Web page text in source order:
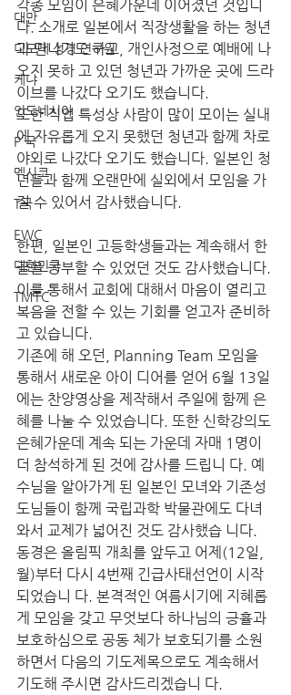
대만
디모데 성경 연구원
케냐
인도네시아
P 국
멕시코
T국
EWC
대한민국
TMTC
각종 모임이 은혜가운데 이어졌던 것입니
다. 소개로 일본에서 직장생활을 하는 청년
과 만나기도 하고, 개인사정으로 예배에 나
오지 못하 고 있던 청년과 가까운 곳에 드라
이브를 나갔다 오기도 했습니다.
또한 직업 특성상 사람이 많이 모이는 실내
에 자유롭게 오지 못했던 청년과 함께 차로
야외로 나갔다 오기도 했습니다. 일본인 청
년들과 함께 오랜만에 실외에서 모임을 가
질 수 있어서 감사했습니다.
한편, 일본인 고등학생들과는 계속해서 한
글을 공부할 수 있었던 것도 감사했습니다.
이를 통해서 교회에 대해서 마음이 열리고
복음을 전할 수 있는 기회를 얻고자 준비하
고 있습니다.
기존에 해 오던, Planning Team 모임을
통해서 새로운 아이 디어를 얻어 6월 13일
에는 찬양영상을 제작해서 주일에 함께 은
혜를 나눌 수 있었습니다. 또한 신학강의도
은혜가운데 계속 되는 가운데 자매 1명이
더 참석하게 된 것에 감사를 드립니 다. 예
수님을 알아가게 된 일본인 모녀와 기존성
도님들이 함께 국립과학 박물관에도 다녀
와서 교제가 넓어진 것도 감사했습 니다.
동경은 올림픽 개최를 앞두고 어제(12일,
월)부터 다시 4번째 긴급사태선언이 시작
되었습니 다. 본격적인 여름시기에 지혜롭
게 모임을 갖고 무엇보다 하나님의 긍휼과
보호하심으로 공동 체가 보호되기를 소원
하면서 다음의 기도제목으로도 계속해서
기도해 주시면 감사드리겠습니 다.